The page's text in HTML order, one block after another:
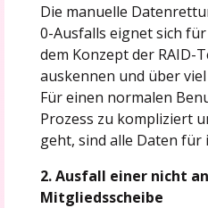
Die manuelle
0-Ausfalls eignet sich
dem Konzept der RAID-
auskennen und über
Für einen normalen
Prozess zu kompliziert
geht, sind alle Daten für
2. Ausfall einer nicht
Mitgliedsscheibe